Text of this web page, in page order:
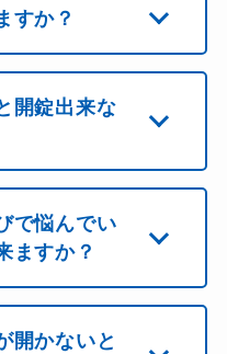
すか？
開錠出来な
で悩んでい
ますか？
開かないと